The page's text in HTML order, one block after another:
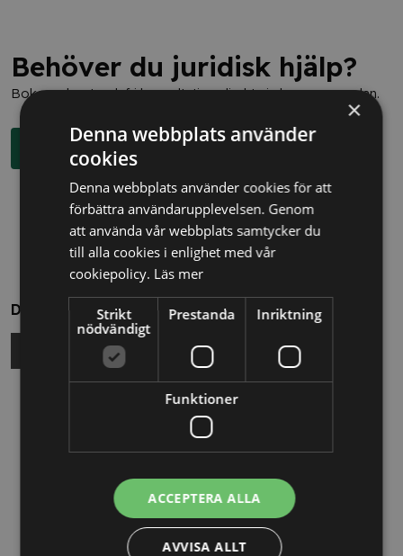
Behöver du juridisk hjälp?
Boka en kostnadsfri konsultation direkt via knappen nedan.
Boka rådgivning
Dela
Relaterade nyheter
13/10/2025
Nya Världsbanksregler öppnar för
svenska företag – lär dig vinna
upphandlingar med våra nya kurser
×
Denna webbplats använder
cookies
Denna webbplats använder cookies för att
förbättra användarupplevelsen. Genom
att använda vår webbplats samtycker du
till alla cookies i enlighet med vår
cookiepolicy. Läs mer
Strikt
nödvändigt
Prestanda Inriktning
Funktioner
ACCEPTERA ALLA
AVVISA ALLT